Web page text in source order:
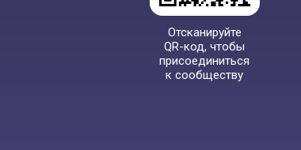
Отсканируйте
QR-код, чтобы
присоединиться
к сообществу